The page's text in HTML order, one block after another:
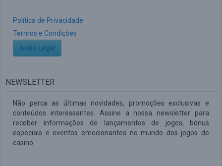
Política de Privacidade
Termos e Condições
Aviso Legal
NEWSLETTER
Não perca as últimas novidades, promoções exclusivas e
conteúdos interessantes. Assine a nossa newsletter para
receber informações de lançamentos de jogos, bónus
especiais e eventos emocionantes no mundo dos jogos de
casino.